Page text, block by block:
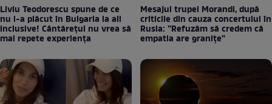
Liviu Teodorescu spune de ce
nu i-a plăcut în Bulgaria la all
inclusive! Cântărețul nu vrea să
mai repete experiența
Mesajul trupei Morandi, după
criticile din cauza concertului în
Rusia: ”Refuzăm să credem că
empatia are granițe”